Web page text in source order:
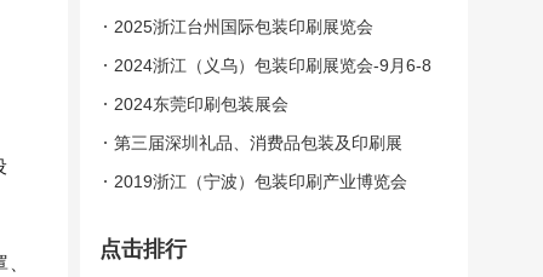
2025浙江台州国际包装印刷展览会
2024浙江（义乌）包装印刷展览会-9月6-8
号举办
2024东莞印刷包装展会
第三届深圳礼品、消费品包装及印刷展
2019浙江（宁波）包装印刷产业博览会
点击排行